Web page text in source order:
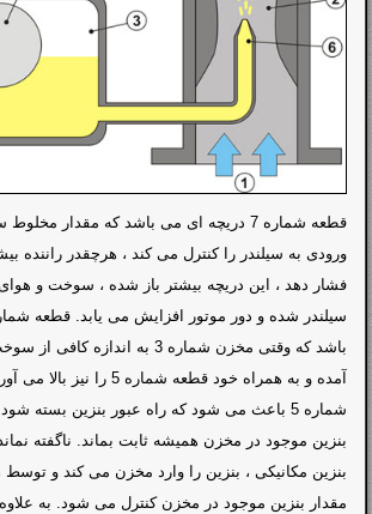
قطعه شماره 7 دریچه ای می باشد که مقدار
ورودی به سیلندر را کنترل می کند ، هرچقدر راننده
فشار دهد ، این دریچه بیشتر باز شده ، سوخت و
باشد که وقتی مخزن شماره 3 به اندازه
آمده و به همراه خود قطعه شماره
شماره 5 باعث می شود که راه عبور بنزین بسته
بنزین موجود در مخزن همیشه ثابت بماند. ناگفته
بنزین مکانیکی ، بنزین را وارد مخزن می کند و توسط
مقدار بنزین موجود در مخزن کنترل می شود. به